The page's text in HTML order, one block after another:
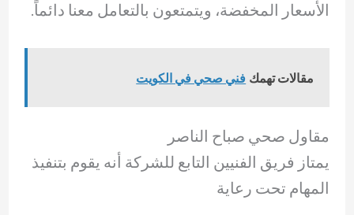
الأسعار المخفضة، ويتمتعون بالتعامل معنا دائماً.
مقالات تهمك فني صحي في الكويت
مقاول صحي صباح الناصر
يمتاز فريق الفنيين التابع للشركة أنه يقوم بتنفيذ
المهام تحت رعاية